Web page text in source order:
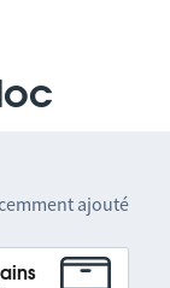
ajouté